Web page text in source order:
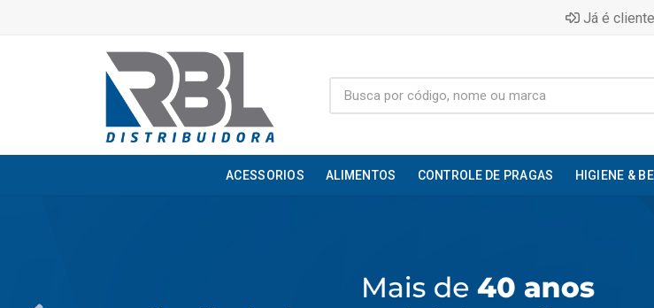
Já é
ACESSORIOS ALIMENTOS CONTROLE DE PRAGAS HIGIENE &